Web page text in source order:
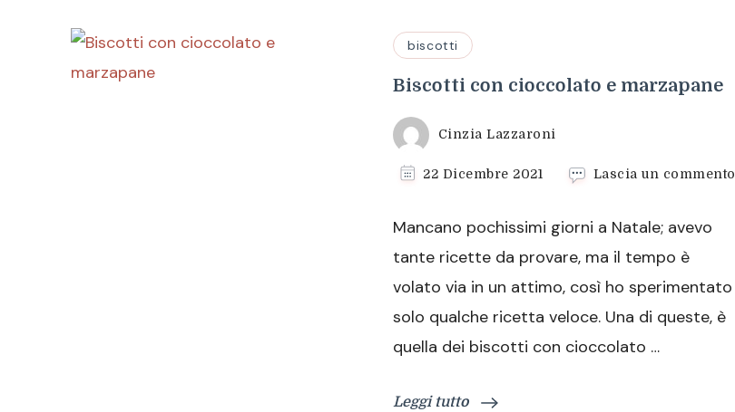
biscotti
Biscotti con cioccolato e marzapane
Cinzia Lazzaroni
22 Dicembre 2021 Lascia un commento
Mancano pochissimi giorni a Natale; avevo
tante ricette da provare, ma il tempo è
volato via in un attimo, così ho sperimentato
solo qualche ricetta veloce. Una di queste, è
quella dei biscotti con cioccolato …
Leggi tutto